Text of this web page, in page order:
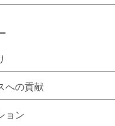
への貢献
ョン